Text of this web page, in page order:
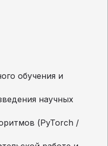
обучения и
научных
(PyTorch /